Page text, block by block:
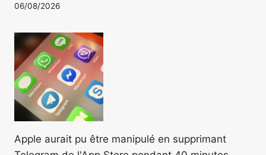
06/08/2026
Apple aurait pu être manipulé en supprimant